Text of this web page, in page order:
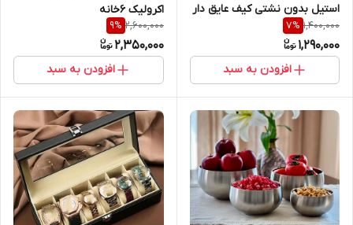
استیل بدون نشتی کیف عایق دار
1,400,000
7%
1,290,000
افزودن به سبد
اکرولیک ۶خانه
2,600,000
9%
2,350,000
افزودن به سبد